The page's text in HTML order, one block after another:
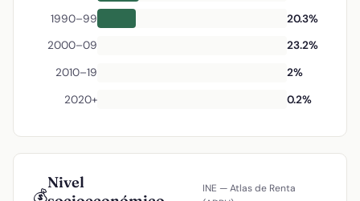
1990–99
20.3%
2000–09
23.2%
2010–19
2%
2020+
0.2%
💰
Nivel
INE — Atlas de Renta